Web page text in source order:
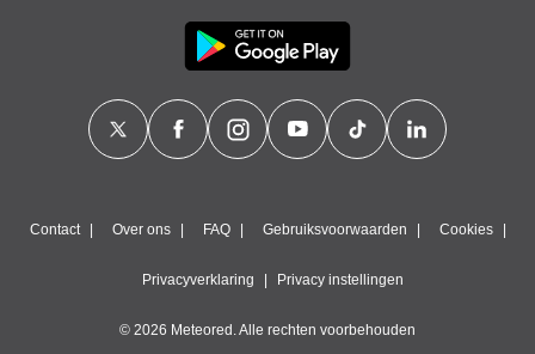
Contact Over ons FAQ Gebruiksvoorwaarden Cookies
Privacyverklaring Privacy instellingen
© 2026 Meteored. Alle rechten voorbehouden